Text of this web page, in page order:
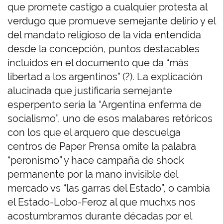
que promete castigo a cualquier protesta al
verdugo que promueve semejante delirio y el
del mandato religioso de la vida entendida
desde la concepción, puntos destacables
incluidos en el documento que da “más
libertad a los argentinos” (?). La explicación
alucinada que justificaría semejante
esperpento sería la “Argentina enferma de
socialismo”, uno de esos malabares retóricos
con los que el arquero que descuelga
centros de Paper Prensa omite la palabra
“peronismo” y hace campaña de shock
permanente por la mano invisible del
mercado vs “las garras del Estado”, o cambia
el Estado-Lobo-Feroz al que muchxs nos
acostumbramos durante décadas por el